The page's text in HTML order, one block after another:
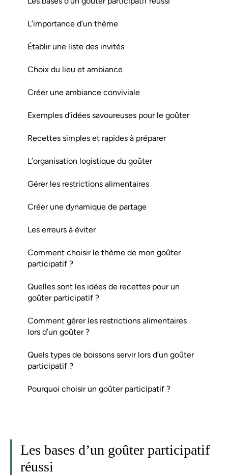
L’importance d’un thème
Établir une liste des invités
Choix du lieu et ambiance
Créer une ambiance conviviale
Exemples d’idées savoureuses pour le goûter
Recettes simples et rapides à préparer
L’organisation logistique du goûter
Gérer les restrictions alimentaires
Créer une dynamique de partage
Les erreurs à éviter
Comment choisir le thème de mon goûter
participatif ?
Quelles sont les idées de recettes pour un
goûter participatif ?
Comment gérer les restrictions alimentaires
lors d’un goûter ?
Quels types de boissons servir lors d’un goûter
participatif ?
Pourquoi choisir un goûter participatif ?
Les bases d’un goûter participatif
réussi